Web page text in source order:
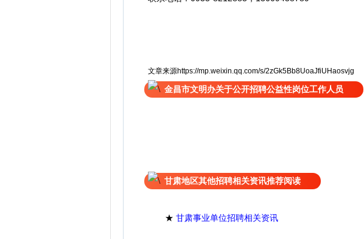
文章来源https://mp.weixin.qq.com/s/2zGk5Bb8UoaJfiUHaosvjg
金昌市文明办关于公开招聘公益性岗位工作人员
甘肃地区其他招聘相关资讯推荐阅读
★ 甘肃事业单位招聘相关资讯